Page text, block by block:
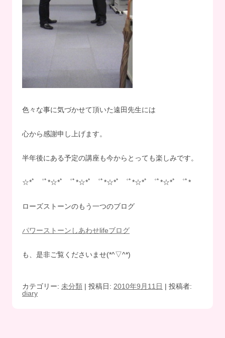
色々な事に気づかせて頂いた遠田先生には
心から感謝申し上げます。
半年後にある予定の講座も今からとっても楽しみです。
☆*ﾟ ゜ﾟ*☆*ﾟ ゜ﾟ*☆*ﾟ ゜ﾟ*☆*ﾟ ゜ﾟ*☆*ﾟ ゜ﾟ*☆*ﾟ ゜ﾟ*
ローズストーンのもう一つのブログ
パワーストーンしあわせlifeブログ
も、是非ご覧くださいませ(*^▽^*)
カテゴリー: 未分類 | 投稿日: 2010年9月11日 | 投稿者:
diary